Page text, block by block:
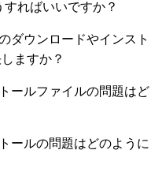
ればいいですか？
ダウンロードやインスト
ますか？
ールファイルの問題はど
ールの問題はどのように